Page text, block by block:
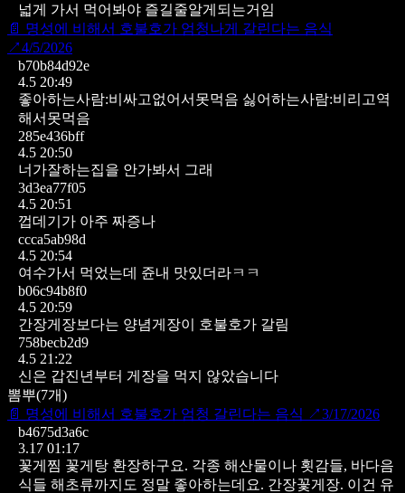
넓게 가서 먹어봐야 즐길줄알게되는거임
📄 명성에 비해서 호불호가 엄청나게 갈린다는 음식
↗4/5/2026
b70b84d92e
4.5 20:49
좋아하는사람:비싸고없어서못먹음 싫어하는사람:비리고역
해서못먹음
285e436bff
4.5 20:50
너가잘하는집을 안가봐서 그래
3d3ea77f05
4.5 20:51
껍데기가 아주 짜증나
ccca5ab98d
4.5 20:54
여수가서 먹었는데 쥰내 맛있더라ㅋㅋ
b06c94b8f0
4.5 20:59
간장게장보다는 양념게장이 호불호가 갈림
758becb2d9
4.5 21:22
신은 갑진년부터 게장을 먹지 않았습니다
뽐뿌(7개)
📄 명성에 비해서 호불호가 엄청 갈린다는 음식 ↗3/17/2026
b4675d3a6c
3.17 01:17
꽃게찜 꽃게탕 환장하구요. 각종 해산물이나 횟감들, 바다음
식들 해초류까지도 정말 좋아하는데요. 간장꽃게장. 이건 유